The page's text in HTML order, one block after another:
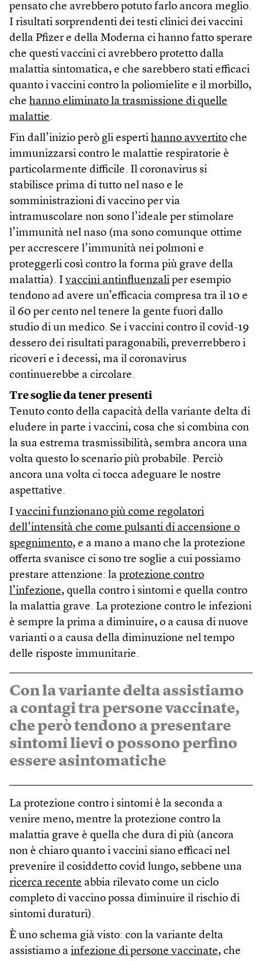
pensato che avrebbero potuto farlo ancora meglio.
I risultati sorprendenti dei testi clinici dei vaccini
della Pfizer e della Moderna ci hanno fatto sperare
che questi vaccini ci avrebbero protetto dalla
malattia sintomatica, e che sarebbero stati efficaci
quanto i vaccini contro la poliomielite e il morbillo,
che hanno eliminato la trasmissione di quelle
malattie.
Fin dall’inizio però gli esperti hanno avvertito che
immunizzarsi contro le malattie respiratorie è
particolarmente difficile. Il coronavirus si
stabilisce prima di tutto nel naso e le
somministrazioni di vaccino per via
intramuscolare non sono l’ideale per stimolare
l’immunità nel naso (ma sono comunque ottime
per accrescere l’immunità nei polmoni e
proteggerli così contro la forma più grave della
malattia). I vaccini antinfluenzali per esempio
tendono ad avere un’efficacia compresa tra il 10 e
il 60 per cento nel tenere la gente fuori dallo
studio di un medico. Se i vaccini contro il covid-19
dessero dei risultati paragonabili, preverrebbero i
ricoveri e i decessi, ma il coronavirus
continuerebbe a circolare.
Tre soglie da tener presenti
Tenuto conto della capacità della variante delta di
eludere in parte i vaccini, cosa che si combina con
la sua estrema trasmissibilità, sembra ancora una
volta questo lo scenario più probabile. Perciò
ancora una volta ci tocca adeguare le nostre
aspettative.
I vaccini funzionano più come regolatori
dell’intensità che come pulsanti di accensione o
spegnimento, e a mano a mano che la protezione
offerta svanisce ci sono tre soglie a cui possiamo
prestare attenzione: la protezione contro
l’infezione, quella contro i sintomi e quella contro
la malattia grave. La protezione contro le infezioni
è sempre la prima a diminuire, o a causa di nuove
varianti o a causa della diminuzione nel tempo
delle risposte immunitarie.
Con la variante delta assistiamo
a contagi tra persone vaccinate,
che però tendono a presentare
sintomi lievi o possono perfino
essere asintomatiche
La protezione contro i sintomi è la seconda a
venire meno, mentre la protezione contro la
malattia grave è quella che dura di più (ancora
non è chiaro quanto i vaccini siano efficaci nel
prevenire il cosiddetto covid lungo, sebbene una
ricerca recente abbia rilevato come un ciclo
completo di vaccino possa diminuire il rischio di
sintomi duraturi).
È uno schema già visto: con la variante delta
assistiamo a infezione di persone vaccinate, che